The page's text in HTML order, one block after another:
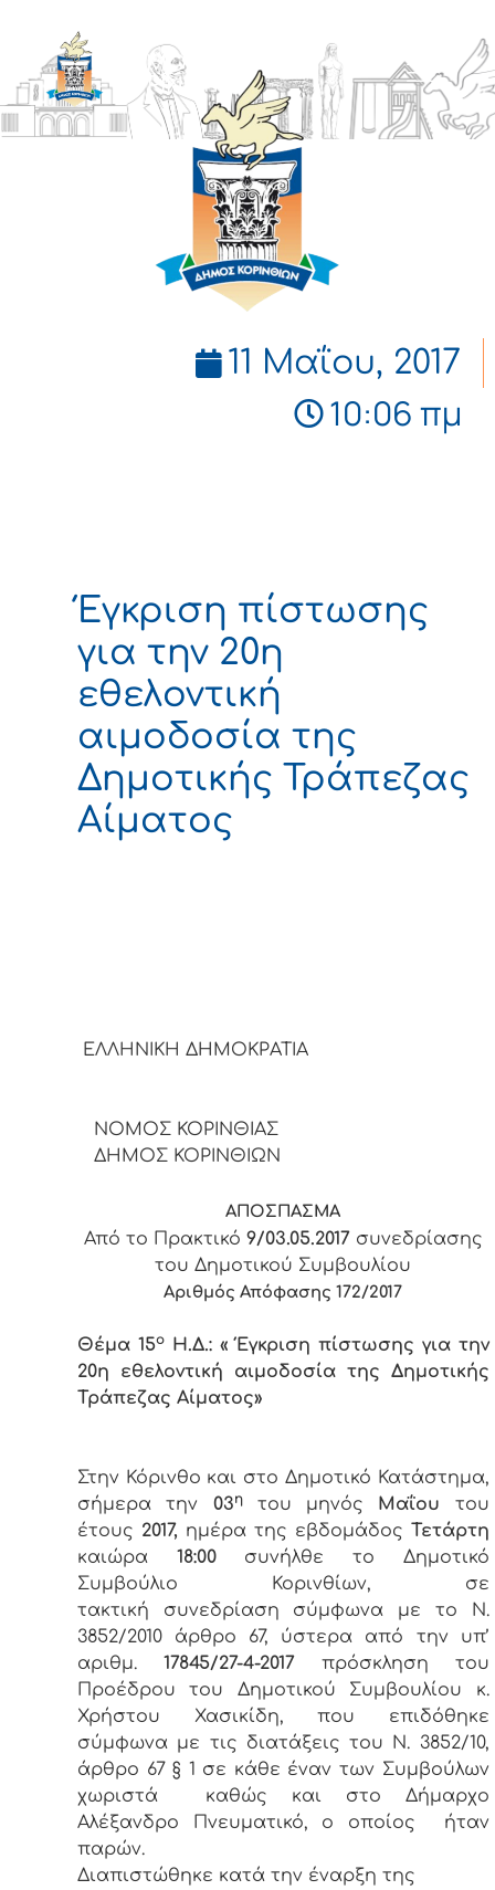
ΔΗΜΟΣ
ΚΟΡΙΝΘΙΩΝ
11 Μαΐου, 2017
10:06 πμ
Έγκριση πίστωσης
για την 20η
εθελοντική
αιμοδοσία της
Δημοτικής Τράπεζας
Αίματος
ΕΛΛΗΝΙΚΗ ΔΗΜΟΚΡΑΤΙΑ
ΝΟΜΟΣ ΚΟΡΙΝΘΙΑΣ
ΔΗΜΟΣ ΚΟΡΙΝΘΙΩΝ
ΑΠΟΣΠΑΣΜΑ
Από το Πρακτικό 9/03.05.2017συνεδρίασης
του Δημοτικού Συμβουλίου
Αριθμός Απόφασης 172/2017
Θέμα 15οΗ.Δ.: « Έγκριση πίστωσης για την
20η εθελοντική αιμοδοσία της Δημοτικής
Τράπεζας Αίματος»
Στην Κόρινθο και στο Δημοτικό Κατάστημα,
σήμερα την 03η του μηνός Μαΐου του
έτους 2017, ημέρα της εβδομάδος Τετάρτη
καιώρα 18:00συνήλθε το Δημοτικό
Συμβούλιο Κορινθίων, σε
τακτική συνεδρίαση σύμφωνα με το Ν.
3852/2010 άρθρο 67, ύστερα από την υπ’
αριθμ. 17845/27-4-2017πρόσκληση του
Προέδρου του Δημοτικού Συμβουλίου κ.
Χρήστου Χασικίδη, που επιδόθηκε
σύμφωνα με τις διατάξεις του Ν. 3852/10,
άρθρο 67 § 1 σε κάθε έναν των Συμβούλων
χωριστά καθώς και στο Δήμαρχο
Αλέξανδρο Πνευματικό, ο οποίος ήταν
παρών.
Διαπιστώθηκε κατά την έναρξη της